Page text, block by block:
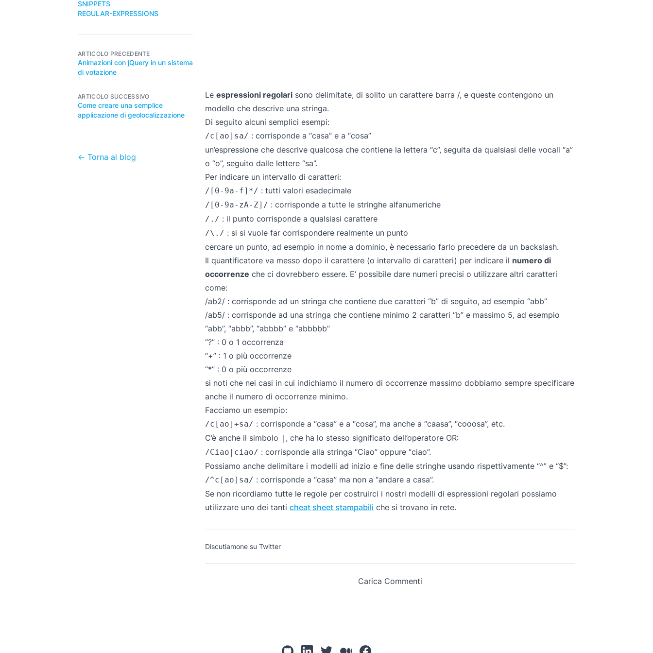
Le espressioni regolari sono delimitate, di solito un carattere barra /, e queste contengono un
modello che descrive una stringa.
Di seguito alcuni semplici esempi:
/c[ao]sa/ : corrisponde a “casa” e a “cosa”
un’espressione che descrive qualcosa che contiene la lettera “c”, seguita da qualsiasi delle vocali “a”
o “o”, seguito dalle lettere “sa”.
Per indicare un intervallo di caratteri:
/[0-9a-f]*/ : tutti valori esadecimale
/[0-9a-zA-Z]/ : corrisponde a tutte le stringhe alfanumeriche
/./ : il punto corrisponde a qualsiasi carattere
/\./ : si si vuole far corrispondere realmente un punto
cercare un punto, ad esempio in nome a dominio, è necessario farlo precedere da un backslash.
Il quantificatore va messo dopo il carattere (o intervallo di caratteri) per indicare il numero di
occorrenze che ci dovrebbero essere. E’ possibile dare numeri precisi o utilizzare altri caratteri
come:
/ab2/ : corrisponde ad un stringa che contiene due caratteri “b” di seguito, ad esempio “abb”
/ab5/ : corrisponde ad una stringa che contiene minimo 2 caratteri “b” e massimo 5, ad esempio
“abb”, “abbb”, “abbbb” e “abbbbb”
“?” : 0 o 1 occorrenza
“+” : 1 o più occorrenze
“*” : 0 o più occorrenze
si noti che nei casi in cui indichiamo il numero di occorrenze massimo dobbiamo sempre specificare
anche il numero di occorrenze minimo.
Facciamo un esempio:
/c[ao]+sa/ : corrisponde a “casa” e a “cosa”, ma anche a “caasa”, “cooosa”, etc.
C’è anche il simbolo | , che ha lo stesso significato dell’operatore OR:
/Ciao|ciao/ : corrisponde alla stringa “Ciao” oppure “ciao”.
Possiamo anche delimitare i modelli ad inizio e fine delle stringhe usando rispettivamente “^” e “$”:
/^c[ao]sa/ : corrisponde a “casa” ma non a “andare a casa”.
Se non ricordiamo tutte le regole per costruirci i nostri modelli di espressioni regolari possiamo
utilizzare uno dei tanti cheat sheet stampabili che si trovano in rete.
Discutiamone su Twitter
Carica Commenti
SNIPPETS
REGULAR-EXPRESSIONS
ARTICOLO PRECEDENTE
Animazioni con jQuery in un sistema
di votazione
ARTICOLO SUCCESSIVO
Come creare una semplice
applicazione di geolocalizzazione
← Torna al blog
github linkedintwittermediumcom
facebook